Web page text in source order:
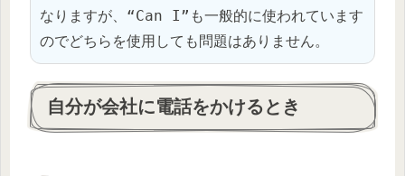
なりますが、“Can I”も一般的に使われています
のでどちらを使用しても問題はありません。
自分が会社に電話をかけるとき